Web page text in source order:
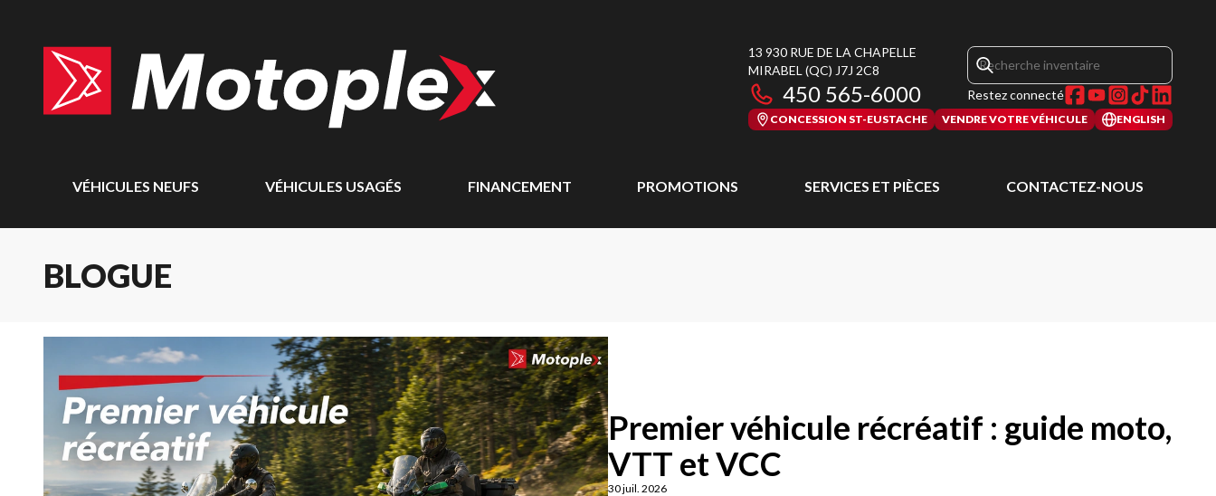
13 930 RUE DE LA CHAPELLE
MIRABEL (QC) J7J 2C8
450 565-6000 Restez connecté
CONCESSION ST-EUSTACHE VENDRE VOTRE VÉHICULE ENGLISH
VÉHICULES NEUFS VÉHICULES USAGÉS FINANCEMENT PROMOTIONS SERVICES ET PIÈCES CONTACTEZ-NOUS
BLOGUE
Premier véhicule récréatif : guide moto,
VTT et VCC
30 juil. 2026